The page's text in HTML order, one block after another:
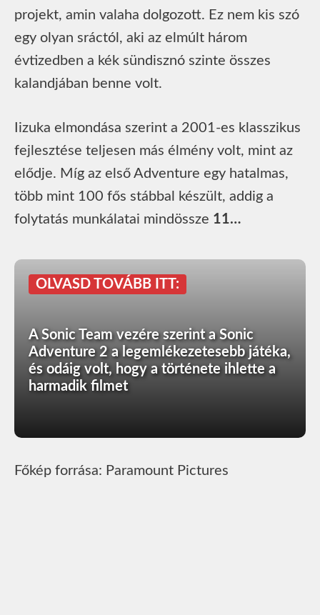
projekt, amin valaha dolgozott. Ez nem kis szó
egy olyan sráctól, aki az elmúlt három
évtizedben a kék sündisznó szinte összes
kalandjában benne volt.
Iizuka elmondása szerint a 2001-es klasszikus
fejlesztése teljesen más élmény volt, mint az
elődje. Míg az első Adventure egy hatalmas,
több mint 100 fős stábbal készült, addig a
folytatás munkálatai mindössze 11…
OLVASD TOVÁBB ITT:
A Sonic Team vezére szerint a Sonic
Adventure 2 a legemlékezetesebb játéka,
és odáig volt, hogy a története ihlette a
harmadik filmet
Főkép forrása: Paramount Pictures